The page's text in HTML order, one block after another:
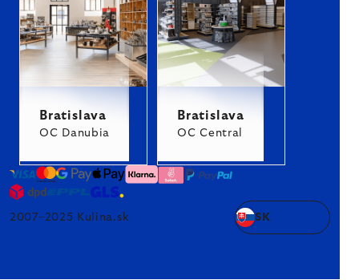
Bratislava
OC Danubia
Bratislava
OC Central
2007–2025 Kulina.sk SK